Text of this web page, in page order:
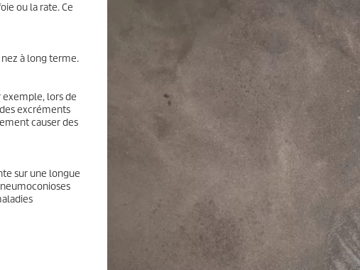
ou la rate. Ce
à long terme.
lors de
excréments
causer des
sur une longue